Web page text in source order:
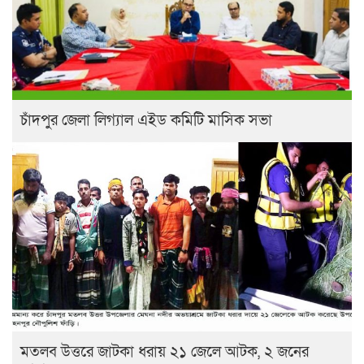
চাঁদপুর জেলা লিগ্যাল এইড কমিটি মাসিক সভা
মতলব উত্তরে জাটকা ধরায় ২১ জেলে আটক, ২ জনের